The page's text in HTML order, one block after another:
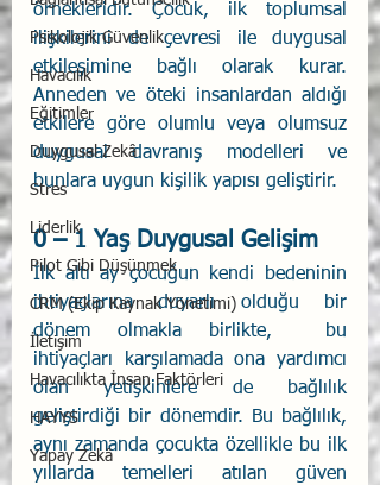
Psikolojik Güvenlik
Havacılık
Eğitimler
Duygusal Zekâ
Stres
Liderlik
Pilot Gibi Düşünmek
CRM (Ekip Kaynak Yönetimi)
İletişim
Havacılıkta İnsan Faktörleri
HAYYS
Yapay Zekâ
örnekleridir. Çocuk, ilk toplumsal
ilişkilerini de çevresi ile duygusal
etkileşimine bağlı olarak kurar.
Anneden ve öteki insanlardan aldığı
etkilere göre olumlu veya olumsuz
duygusal davranış modelleri ve
bunlara uygun kişilik yapısı geliştirir.
0 – 1 Yaş Duygusal Gelişim
İlk altı ay çocuğun kendi bedeninin
ihtiyaçlarına duyarlı olduğu bir
dönem olmakla birlikte,  bu
ihtiyaçları karşılamada ona yardımcı
olan yetişkinlere de bağlılık
geliştirdiği bir dönemdir. Bu bağlılık,
aynı zamanda çocukta özellikle bu ilk
yıllarda temelleri atılan güven